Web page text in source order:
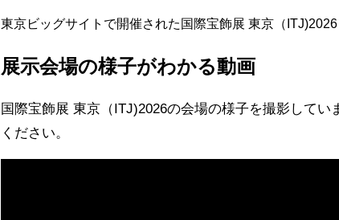
東京ビッグサイトで開催された国際宝飾展 東京（
展示会場の様子がわかる動画
国際宝飾展 東京（ITJ)2026の会場の様子を撮影して
ください。